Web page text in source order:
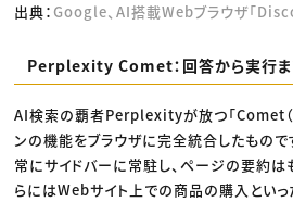
出典： Google、AI搭載Webブラウザ「
Perplexity Comet：回答から実行ま
AI検索の覇者Perplexityが放つ「Comet（
ンの機能をブラウザに完全統合したもの
常にサイドバーに常駐し、ページの要約は
らにはWebサイト上での商品の購入といっ